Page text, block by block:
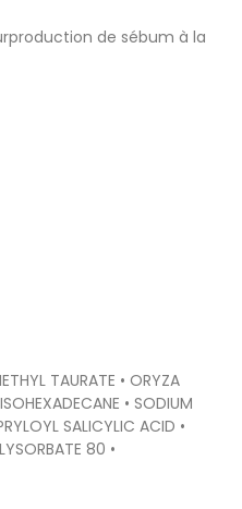
de sébum à la
TAURATE • ORYZA
• SODIUM
SALICYLIC ACID •
80 •